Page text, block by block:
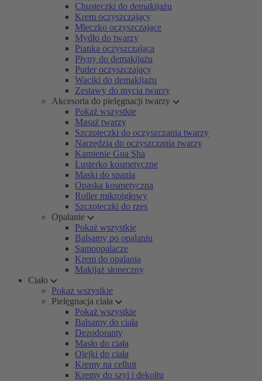
Chusteczki do demakijażu
Krem oczyszczający
Mleczko oczyszczające
Mydło do twarzy
Pianka oczyszczająca
Płyny do demakijażu
Puder oczyszczający
Waciki do demakijażu
Zestawy do mycia twarzy
Akcesoria do pielęgnacji twarzy
Pokaż wszystkie
Masaż twarzy
Szczoteczki do oczyszczania twarzy
Narzędzia do oczyszczania twarzy
Kamienie Gua Sha
Lusterko kosmetyczne
Maski do spania
Opaska kosmetyczna
Roller mikroigłowy
Szczoteczki do rzęs
Opalanie
Pokaż wszystkie
Balsamy po opalaniu
Samoopalacze
Krem do opalania
Makijaż słoneczny
Ciało
Pokaż wszystkie
Pielęgnacja ciała
Pokaż wszystkie
Balsamy do ciała
Dezodoranty
Masło do ciała
Olejki do ciała
Kremy na celluit
Kremy do szyi i dekoltu